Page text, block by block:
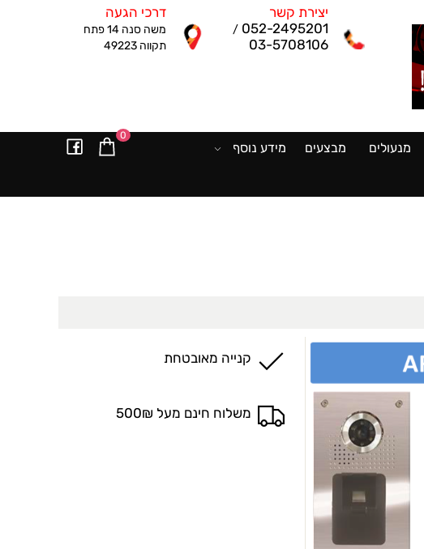
יצירת קשר
052-2495201
/
03-5708106
דרכי הגעה
משה סנה 14 פתח
תקווה 49223
0
מנעולים מבצעים מידע נוסף
קנייה מאובטחת
משלוח חינם מעל 500₪